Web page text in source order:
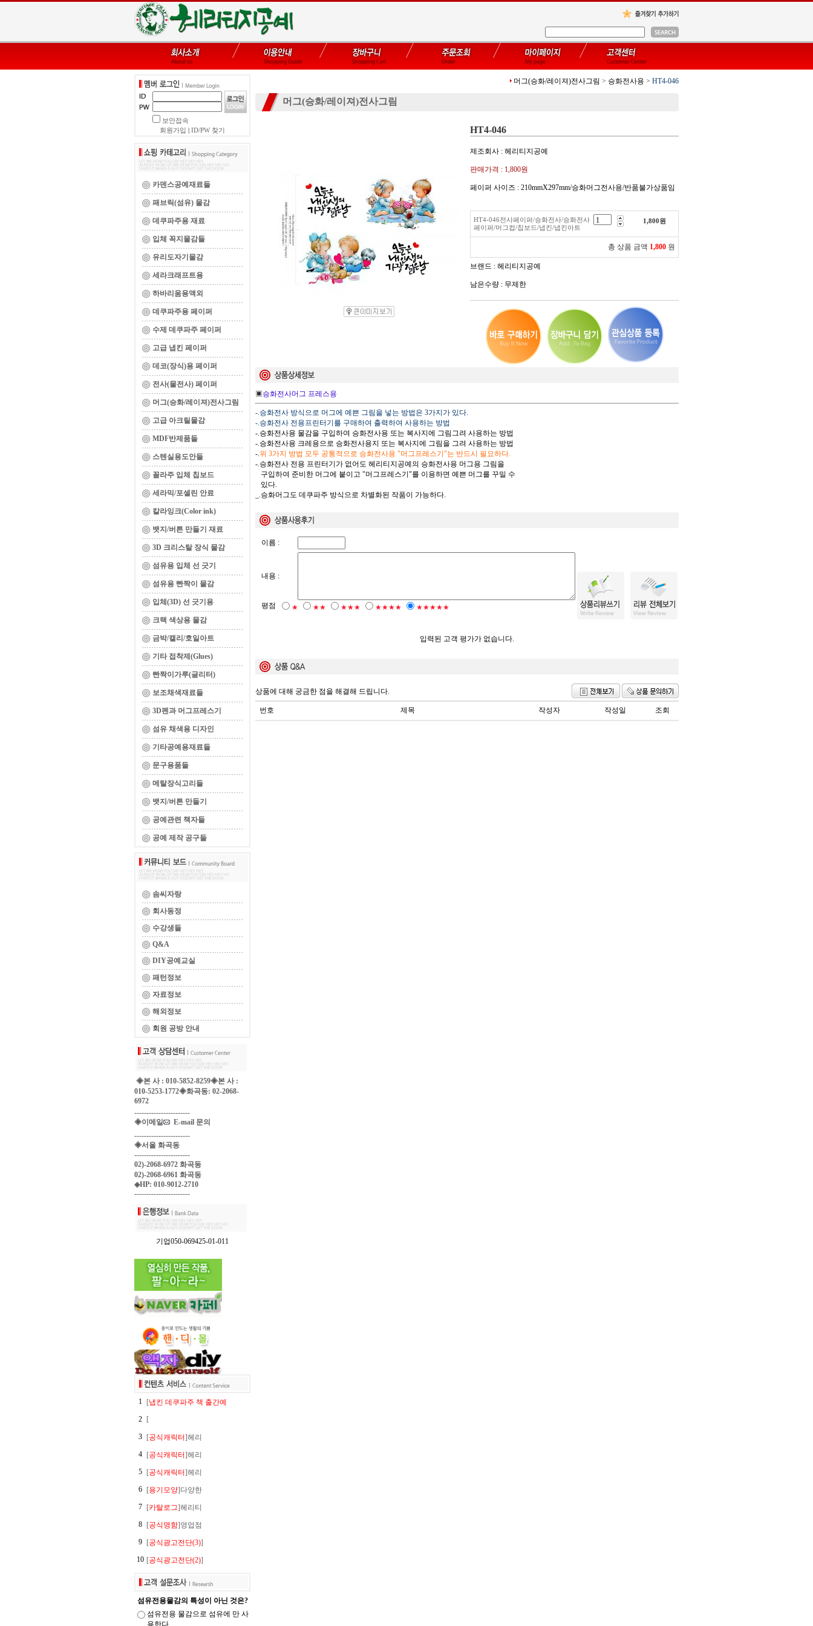
보안접속
회원가입
ID/PW 찾기
카덴스공예재료들
패브릭(섬유) 물감
데쿠파주용 재료
입체 꼭지물감들
유리도자기물감
세라크래프트용
하바리움용액외
데쿠파주용 페이퍼
수제 데쿠파주 페이퍼
고급 냅킨 페이퍼
데코(장식)용 페이퍼
전사(물전사) 페이퍼
머그(승화/레이져)전사그림
고급 아크릴물감
MDF반제품들
스텐실용도안들
꼴라주 입체 칩보드
세라믹/포셀린 안료
칼라잉크(Color ink)
뱃지/버튼 만들기 재료
3D 크리스탈 장식 물감
섬유용 입체 선 긋기
섬유용 빤짝이 물감
입체(3D) 선 긋기용
크랙 색상용 물감
금박/캘리/호일아트
기타 접착제(Glues)
빤짝이가루(글리터)
보조채색재료들
3D펜과 머그프레스기
섬유 채색용 디자인
기타공예용재료들
문구용품들
메탈장식고리들
뱃지/버튼 만들기
공예관련 책자들
공예 제작 공구들
솜씨자랑
회사동정
수강생들
Q&A
DIY공예교실
패턴정보
자료정보
해외정보
회원 공방 안내
◈본 사 : 010-5852-8259◈본 사 :
010-5253-1772◈화곡동: 02-2068-
6972
-----------------------
◈이메일
E-mail 문의
-----------------------
◈서울 화곡동
-----------------------
02)-2068-6972 화곡동
02)-2068-6961 화곡동
◈HP: 010-9012-2710
-----------------------
기업050-069425-01-011
1 [냅킨 데쿠파주 책 출간예
2
[
3 [공식캐릭터]헤리
4
[공식캐릭터]헤리
5
[공식캐릭터]헤리
6
[용기모양]다양한
7
[카탈로그]헤리티
8
[공식명함]영업점
9
[공식광고전단(3)]
10 [공식광고전단(2)]
섬유전용물감의 특성이 아닌 것은?
섬유전용 물감으로 섬유에 만 사
용한다.
머그(승화/레이져)전사그림 > 승화전사용 > HT4-046
머그(승화/레이져)전사그림
HT4-046
제조회사 : 헤리티지공예
판매가격 : 1,800원
페이퍼 사이즈 : 210mmX297mm/승화머그전사용/반품불가상품임
HT4-046전사페이퍼/승화전사/승화전사
페이퍼/머그컵/칩보드/냅킨/냅킨아트
1,800원
총 상품 금액 1,800 원
브랜드 : 헤리티지공예
남은수량 : 무제한
▣ 승화전사머그 프레스용
-.승화전사 방식으로 머그에 예쁜 그림을 넣는 방법은 3가지가 있다.
-.승화전사 전용프린터기를 구매하여 출력하여 사용하는 방법
-.승화전사용 물감을 구입하여 승화전사용 또는 복사지에 그림그려 사용하는 방법
-.승화전사용 크레용으로 승화전사용지 또는 복사지에 그림을 그려 사용하는 방법
-.위 3가지 방법 모두 공통적으로 승화전사용 "머그프레스기"는 반드시 필요하다.
-.승화전사 전용 프린터기가 없어도 헤리티지공예의 승화전사용 머그용 그림을
구입하여 준비한 머그에 붙이고 "머그프레스기"를 이용하면 예쁜 머그를 꾸밀 수
있다.
_.승화머그도 데쿠파주 방식으로 차별화된 작품이 가능하다.
이름 :
내용 :
평점 ★ ★★ ★★★ ★★★★ ★★★★★
입력된 고객 평가가 없습니다.
상품에 대해 궁금한 점을 해결해 드립니다.
번호 제목 작성자 작성일 조회